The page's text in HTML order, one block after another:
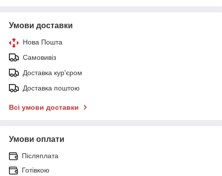
Умови доставки
Нова Пошта
Самовивіз
Доставка кур'єром
Доставка поштою
Всі умови доставки
Умови оплати
Післяплата
Готівкою